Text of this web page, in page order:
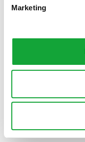
Marketing